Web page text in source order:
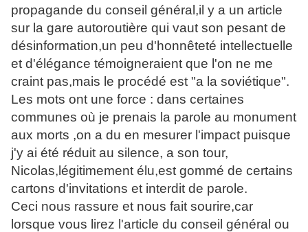
propagande du conseil général,il y a un article
sur la gare autoroutière qui vaut son pesant de
désinformation,un peu d'honnêteté intellectuelle
et d'élégance témoigneraient que l'on ne me
craint pas,mais le procédé est "a la soviétique".
Les mots ont une force : dans certaines
communes où je prenais la parole au monument
aux morts ,on a du en mesurer l'impact puisque
j'y ai été réduit au silence, a son tour,
Nicolas,légitimement élu,est gommé de certains
cartons d'invitations et interdit de parole.
Ceci nous rassure et nous fait sourire,car
lorsque vous lirez l'article du conseil général ou